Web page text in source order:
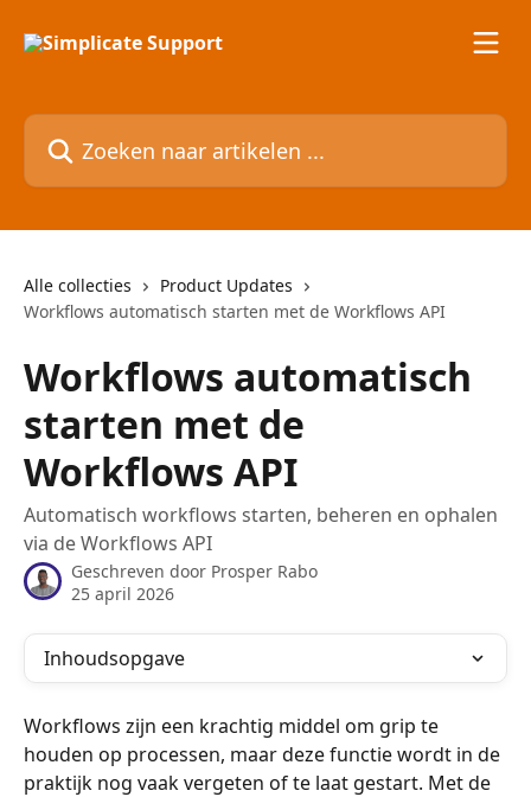
Zoeken naar artikelen ...
Alle collecties
Product Updates
Workflows automatisch starten met de Workflows API
Workflows automatisch
starten met de
Workflows API
Automatisch workflows starten, beheren en ophalen
via de Workflows API
Geschreven door Prosper Rabo
25 april 2026
Inhoudsopgave
Workflows zijn een krachtig middel om grip te
houden op processen, maar deze functie wordt in de
praktijk nog vaak vergeten of te laat gestart. Met de